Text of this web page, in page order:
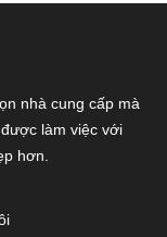
nhà cung cấp mà
làm việc với
hơn.